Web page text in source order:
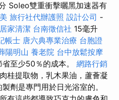
Soleo雙重衝擊曬黑加速器有
旅行社代辦護照 設計公司 -
居家清潔 台南徵信社 15毫升
帳士 唐六典專業治療 台胞證
陽明山 養老院 台中放鬆按摩
至少50％的成本。 網路行銷
桂提取物，乳木果油，蘆薈凝
劑是專門用於日光浴室的。